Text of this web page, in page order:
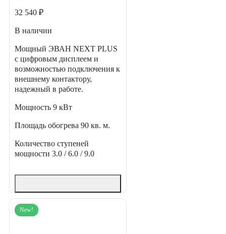
32 540 ₽
В наличии
Мощный ЭВАН NEXT PLUS
с цифровым дисплеем и
возможностью подключения к
внешнему контактору,
надежный в работе.
Мощность 9 кВт
Площадь обогрева 90 кв. м.
Количество ступеней
мощности 3.0 / 6.0 / 9.0
New!